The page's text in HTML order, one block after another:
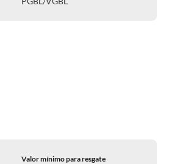
Valor mínimo para resgate